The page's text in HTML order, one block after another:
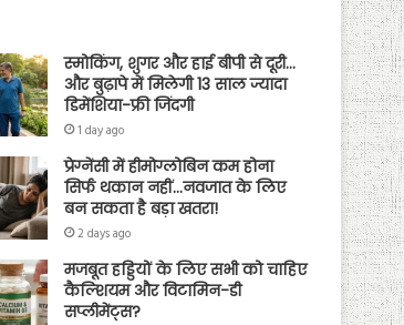
स्मोकिंग, शुगर और हाई बीपी से दूरी…
और बुढ़ापे में मिलेगी 13 साल ज्यादा
डिमेंशिया-फ्री जिंदगी
1 day ago
प्रेग्नेंसी में हीमोग्लोबिन कम होना
सिर्फ थकान नहीं…नवजात के लिए
बन सकता है बड़ा खतरा!
2 days ago
मजबूत हड्डियों के लिए सभी को चाहिए
कैल्शियम और विटामिन-डी
सप्लीमेंट्स?